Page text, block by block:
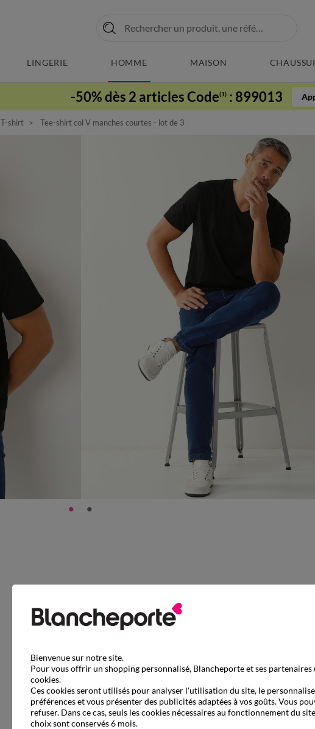
LINGERIE HOMME MAISON
-50% dès 2 articles Code(1) : 899013
T-shirt Tee-shirt col V manches courtes - lot de 3
Bienvenue sur notre site.
Pour vous offrir un shopping personnalisé, Blancheporte et ses partenaires
cookies.
Ces cookies seront utilisés pour analyser l'utilisation du site, le
préférences et vous présenter des publicités adaptées à vos goûts. Vous
refuser. Dans ce cas, seuls les cookies nécessaires au fonctionnement du
choix sont conservés 6 mois.